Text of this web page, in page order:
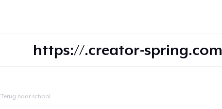
https://.creator-spring.com
Terug naar school